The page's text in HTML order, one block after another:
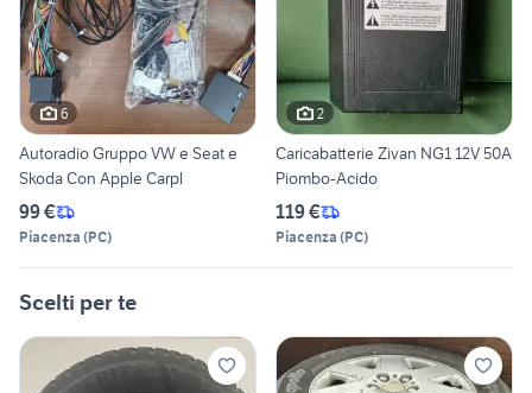
6
Autoradio Gruppo VW e Seat e
Skoda Con Apple Carpl
99 €
Piacenza (PC)
2
Caricabatterie Zivan NG1 12V 50A
Piombo-Acido
119 €
Piacenza (PC)
Scelti per te